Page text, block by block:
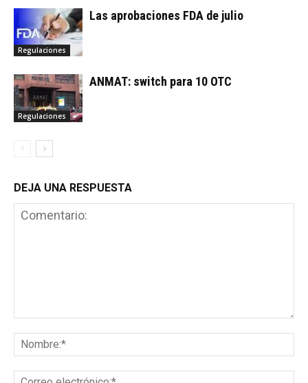
Regulaciones
Las aprobaciones FDA de julio
Regulaciones
ANMAT: switch para 10 OTC
DEJA UNA RESPUESTA